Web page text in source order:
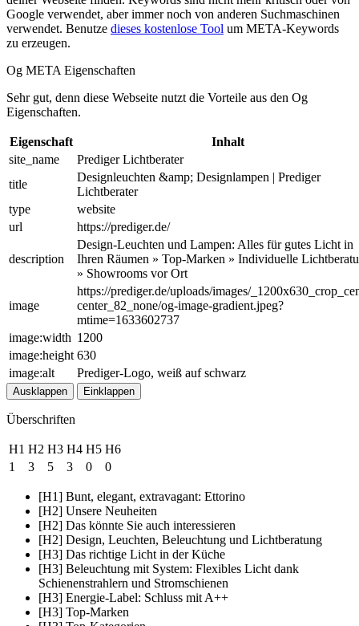
Google verwendet, aber immer noch von anderen Suchmaschinen
verwendet. Benutze dieses kostenlose Tool um META-Keywords
zu erzeugen.
Og META Eigenschaften
Sehr gut, denn diese Webseite nutzt die Vorteile aus den Og
Eigenschaften.
Eigenschaft
Inhalt
site_name
Prediger Lichtberater
title
Designleuchten &amp; Designlampen | Prediger
Lichtberater
type
website
url
https://prediger.de/
description
Design-Leuchten und Lampen: Alles für gutes Licht in
Ihren Räumen » Top-Marken » Individuelle
» Showrooms vor Ort
image
https://prediger.de/uploads/images/
center_82_none/og-image-gradient.jpeg?
mtime=1633602737
image:width 1200
image:height 630
image:alt
Prediger-Logo, weiß auf schwarz
Ausklappen Einklappen
Überschriften
H1 H2 H3 H4 H5 H6
1
3 5 3 0 0
[H1] Bunt, elegant, extravagant: Ettorino
[H2] Unsere Neuheiten
[H2] Das könnte Sie auch interessieren
[H2] Design, Leuchten, Beleuchtung und Lichtberatung
[H3] Das richtige Licht in der Küche
[H3] Beleuchtung mit System: Flexibles Licht dank
Schienenstrahlern und Stromschienen
[H3] Energie-Label: Schluss mit A++
[H3] Top-Marken